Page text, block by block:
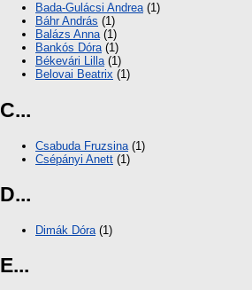
Bada-Gulácsi Andrea(1)
Báhr András (1)
Balázs Anna(1)
Bankós Dóra(1)
Békevári Lilla(1)
Belovai Beatrix (1)
C...
Csabuda Fruzsina (1)
Csépányi Anett (1)
D...
Dimák Dóra (1)
E...